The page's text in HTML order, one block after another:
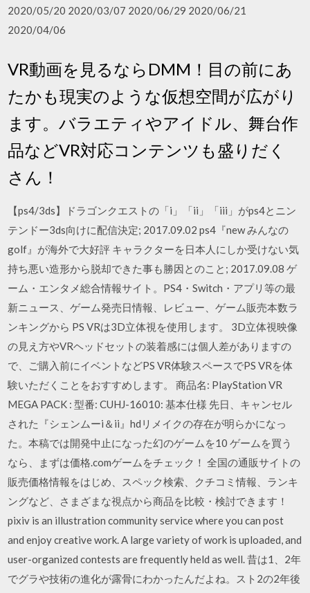
2020/05/20 2020/03/07 2020/06/29 2020/06/21
2020/04/06
VR動画を見るならDMM！目の前にあ
たかも現実のような仮想空間が広がり
ます。バラエティやアイドル、舞台作
品などVR対応コンテンツも盛りだく
さん！
【ps4/3ds】ドラゴンクエストの「i」「ii」「iii」がps4とニン
テンドー3ds向けに配信決定; 2017.09.02 ps4『new みんなの
golf』が海外で大好評 キャラクターを日本人にしか受けない気
持ち悪い造形から脱却できた事も勝因とのこと; 2017.09.08 ゲ
ーム・エンタメ総合情報サイト。PS4・Switch・アプリ等の最
新ニュース、ゲーム発売日情報、レビュー、ゲーム販売本数ラ
ンキングから PS VRは3D立体視を使用します。 3D立体視映像
の見え方やVRヘッドセットの装着感には個人差がありますの
で、ご購入前にイベントなどPS VR体験スペースでPS VRを体
験いただくことをおすすめします。 商品名: PlayStation VR
MEGA PACK : 型番: CUHJ-16010: 基本仕様 先日、キャンセル
された『シェンムーi＆ii』hdリメイクの存在が明らかになっ
た。本稿では開発中止になった幻のゲームを10 ゲームを買う
なら、まずは価格.comゲームをチェック！ 全国の通販サイトの
販売価格情報をはじめ、スペック検索、クチコミ情報、ランキ
ングなど、さまざまな視点から商品を比較・検討できます！
pixiv is an illustration community service where you can post
and enjoy creative work. A large variety of work is uploaded, and
user-organized contests are frequently held as well. 昔は1、2年
でグラや技術の進化が露骨にわかったんだよね。スト2の2年後